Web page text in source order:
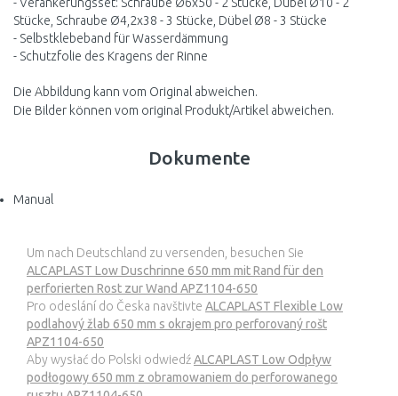
Stücke, Schraube Ø4,2x38 - 3 Stücke, Dübel Ø8 - 3 Stücke
- Selbstklebeband für Wasserdämmung
- Schutzfolie des Kragens der Rinne
Die Abbildung kann vom Original abweichen.
Die Bilder können vom original Produkt/Artikel abweichen.
Dokumente
Manual
Um nach Deutschland zu versenden, besuchen Sie
ALCAPLAST Low Duschrinne 650 mm mit Rand für den
perforierten Rost zur Wand APZ1104-650
Pro odeslání do Česka navštivte ALCAPLAST Flexible Low
podlahový žlab 650 mm s okrajem pro perforovaný rošt
APZ1104-650
Aby wysłać do Polski odwiedźALCAPLAST Low Odpływ
podłogowy 650 mm z obramowaniem do perforowanego